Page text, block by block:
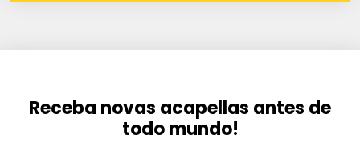
Receba novas acapellas antes de
todo mundo!